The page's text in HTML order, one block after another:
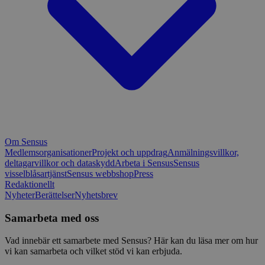
Om Sensus
MedlemsorganisationerProjekt och uppdragAnmälningsvillkor,
deltagarvillkor och dataskyddArbeta i SensusSensus
visselblåsartjänstSensus webbshopPress
Redaktionellt
NyheterBerättelserNyhetsbrev
Samarbeta med oss
Vad innebär ett samarbete med Sensus? Här kan du läsa mer om hur
vi kan samarbeta och vilket stöd vi kan erbjuda.